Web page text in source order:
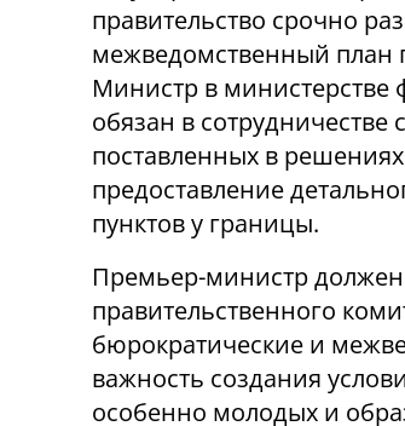
правительство срочно
межведомственный план
Министр в министерстве
обязан в
поставленных в
предоставление
пунктов у границы.
Премьер-министр
правительственного
бюрократические и
важность создания
особенно молодых и